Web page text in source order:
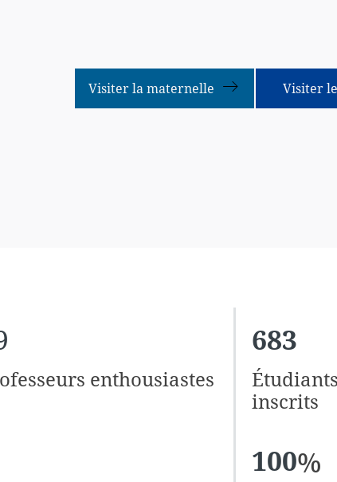
Visiter la maternelle Visiter
enthousiastes
683
Étudiants
inscrits
100%